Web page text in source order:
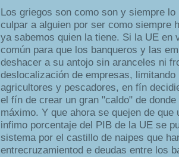
Los griegos son como son y siempre
culpar a alguien por ser como siempre
ya sabemos quien la tiene. Si la UE en
común para que los banqueros y las
deshacer a su antojo sin aranceles ni
deslocalización de empresas,
agricultores y pescadores, en fín
el fín de crear un gran "caldo" de
máximo. Y que ahora se quejen de que
infimo porcentaje del PIB de la UE se
sistema por el castillo de naipes que
entrecruzamientod e deudas entre los